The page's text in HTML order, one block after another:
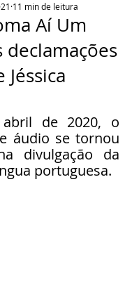
Aí Um
declamações
Jéssica
11 min de leitura
de 2020, o
áudio se tornou
divulgação da
portuguesa.